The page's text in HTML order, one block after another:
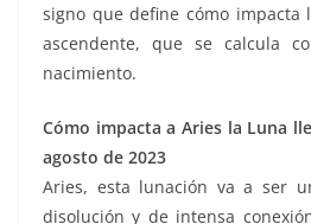
signo que define cómo impacta
ascendente, que se calcula
nacimiento.
Cómo impacta a Aries la Luna
agosto de 2023
Aries, esta lunación va a ser
disolución y de intensa